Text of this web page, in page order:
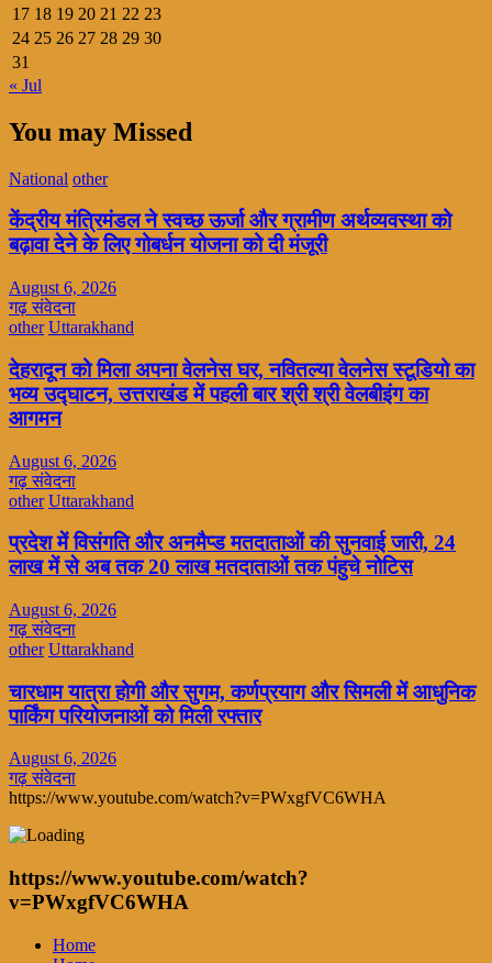
17 18 19 20 21 22 23
24 25 26 27 28 29 30
31
« Jul
You may Missed
National other
केंद्रीय मंत्रिमंडल ने स्वच्छ ऊर्जा और ग्रामीण अर्थव्यवस्था को
बढ़ावा देने के लिए गोबर्धन योजना को दी मंजूरी
August 6, 2026
गढ़ संवेदना
other Uttarakhand
देहरादून को मिला अपना वेलनेस घर, नवितल्या वेलनेस स्टूडियो का
भव्य उद्घाटन, उत्तराखंड में पहली बार श्री श्री वेलबीइंग का
आगमन
August 6, 2026
गढ़ संवेदना
other Uttarakhand
प्रदेश में विसंगति और अनमैप्ड मतदाताओं की सुनवाई जारी, 24
लाख में से अब तक 20 लाख मतदाताओं तक पंहुचे नोटिस
August 6, 2026
गढ़ संवेदना
other Uttarakhand
चारधाम यात्रा होगी और सुगम, कर्णप्रयाग और सिमली में आधुनिक
पार्किंग परियोजनाओं को मिली रफ्तार
August 6, 2026
गढ़ संवेदना
https://www.youtube.com/watch?v=PWxgfVC6WHA
https://www.youtube.com/watch?
v=PWxgfVC6WHA
Home